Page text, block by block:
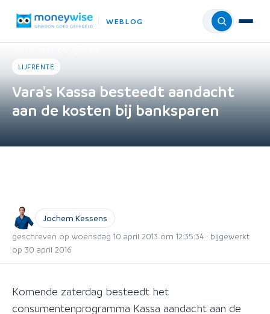
WEBLOG Menu
LIJFRENTE
Vara's Kassa besteedt aandacht
aan de kosten bij banksparen
Jochem Kessens
geschreven op woensdag 10 april 2013 om 12:35:34 · bijgewerkt
op 30 april 2016
Komende zaterdag besteedt het
consumentenprogramma Kassa aandacht aan de